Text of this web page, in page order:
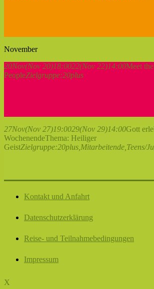
November
20Nov(Nov 20)18:0022(Nov 22)14:00Meet the
PeopleZielgruppe:20plus
27Nov(Nov 27)19:0029(Nov 29)14:00Gott
WochenendeThema: Heiliger
GeistZielgruppe:20plus, Mitarbeitende, Teens/
Kontakt und Anfahrt
Datenschutzerklärung
Reise- und Teilnahmebedingungen
Impressum
X